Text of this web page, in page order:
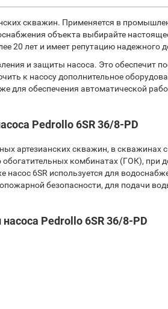
скважин. Применяется в
объекта выбирайте
20 лет и имеет репутацию надежного
и защиты насоса. Это обеспечит
к насосу дополнительное
для обеспечения автоматической
Pedrollo 6SR 36/8-PD
артезианских скважин, в скважинах
комбинатах (ГОК), при
6SR используется для
безопасности, для подачи
насоса Pedrollo 6SR 36/8-PD